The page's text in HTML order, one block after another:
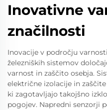
Inovativne
značilnosti
Inovacije v področju
železniških sistemov
varnost in zaščito osebja.
električne izolacije in
ki zagotavljajo takojšno
pogojev. Napredni senzorji